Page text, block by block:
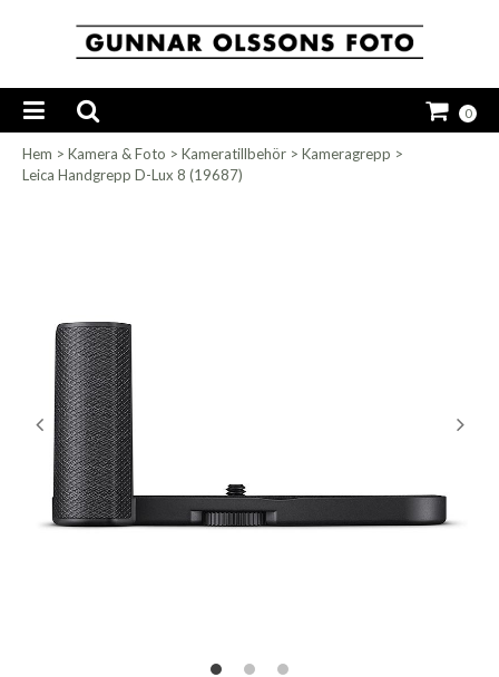
0
Hem > Kamera & Foto > Kameratillbehör > Kameragrepp >
Leica Handgrepp D-Lux 8 (19687)